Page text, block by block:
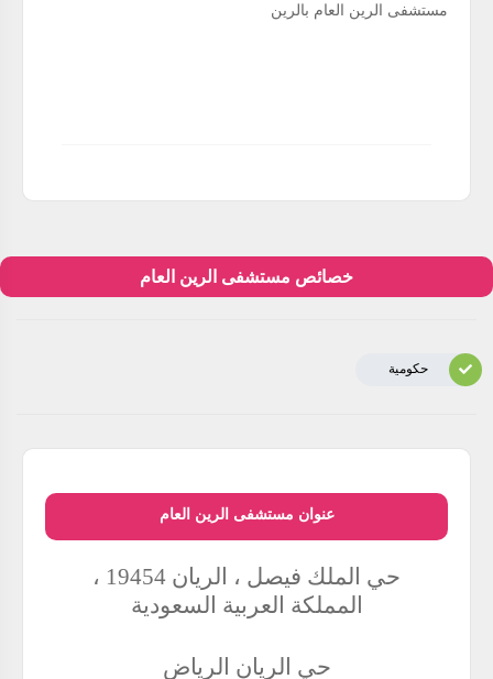
مستشفى الرين العام بالرين
خصائص مستشفى الرين العام
حكومية
عنوان مستشفى الرين العام
حي الملك فيصل ، الريان 19454 ،
المملكة العربية السعودية
حي الريان الرياض